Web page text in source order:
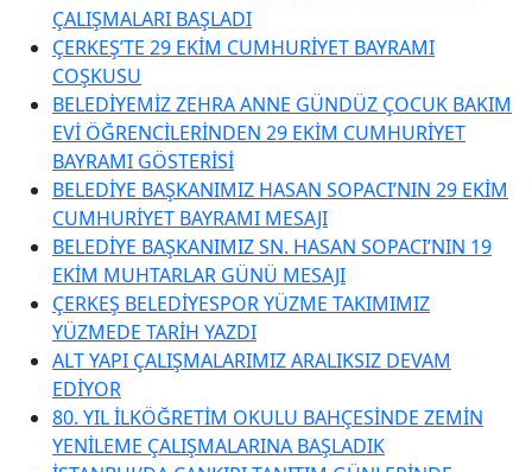
ÇALIŞMALARI BAŞLADI
ÇERKEŞ’TE 29 EKİM CUMHURİYET BAYRAMI
COŞKUSU
BELEDİYEMİZ ZEHRA ANNE GÜNDÜZ ÇOCUK BAKIM
EVİ ÖĞRENCİLERİNDEN 29 EKİM CUMHURİYET
BAYRAMI GÖSTERİSİ
BELEDİYE BAŞKANIMIZ HASAN SOPACI’NIN 29 EKİM
CUMHURİYET BAYRAMI MESAJI
BELEDİYE BAŞKANIMIZ SN. HASAN SOPACI’NIN 19
EKİM MUHTARLAR GÜNÜ MESAJI
ÇERKEŞ BELEDİYESPOR YÜZME TAKIMIMIZ
YÜZMEDE TARİH YAZDI
ALT YAPI ÇALIŞMALARIMIZ ARALIKSIZ DEVAM
EDİYOR
80. YIL İLKÖĞRETİM OKULU BAHÇESİNDE ZEMİN
YENİLEME ÇALIŞMALARINA BAŞLADIK